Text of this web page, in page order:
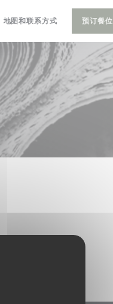
地图和联系方式 预订餐位